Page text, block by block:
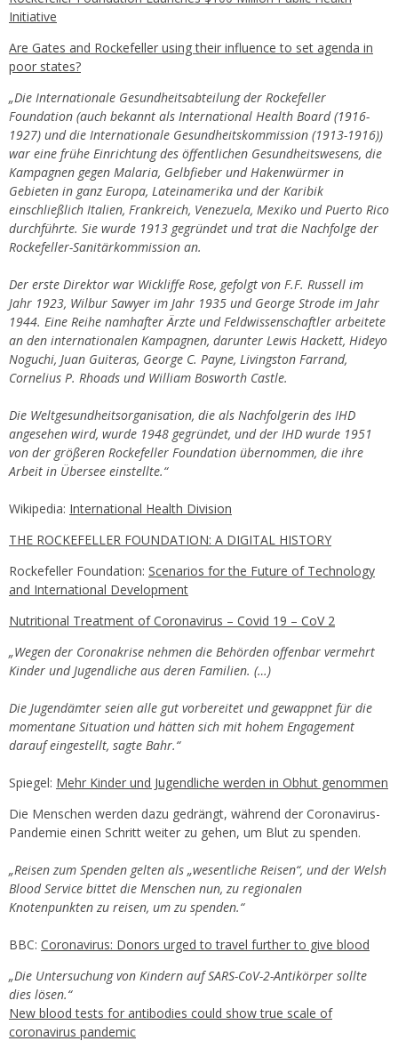
Initiative
Are Gates and Rockefeller using their influence to set agenda in
poor states?
„Die Internationale Gesundheitsabteilung der Rockefeller
Foundation (auch bekannt als International Health Board (1916-
1927) und die Internationale Gesundheitskommission (1913-1916))
war eine frühe Einrichtung des öffentlichen Gesundheitswesens, die
Kampagnen gegen Malaria, Gelbfieber und Hakenwürmer in
Gebieten in ganz Europa, Lateinamerika und der Karibik
einschließlich Italien, Frankreich, Venezuela, Mexiko und Puerto Rico
durchführte. Sie wurde 1913 gegründet und trat die Nachfolge der
Rockefeller-Sanitärkommission an.
Der erste Direktor war Wickliffe Rose, gefolgt von F.F. Russell im
Jahr 1923, Wilbur Sawyer im Jahr 1935 und George Strode im Jahr
1944. Eine Reihe namhafter Ärzte und Feldwissenschaftler arbeitete
an den internationalen Kampagnen, darunter Lewis Hackett, Hideyo
Noguchi, Juan Guiteras, George C. Payne, Livingston Farrand,
Cornelius P. Rhoads und William Bosworth Castle.
Die Weltgesundheitsorganisation, die als Nachfolgerin des IHD
angesehen wird, wurde 1948 gegründet, und der IHD wurde 1951
von der größeren Rockefeller Foundation übernommen, die ihre
Arbeit in Übersee einstellte.“
Wikipedia: International Health Division
THE ROCKEFELLER FOUNDATION: A DIGITAL HISTORY
Rockefeller Foundation: Scenarios for the Future of Technology
and International Development
Nutritional Treatment of Coronavirus – Covid 19 – CoV 2
„Wegen der Coronakrise nehmen die Behörden offenbar vermehrt
Kinder und Jugendliche aus deren Familien. (…)
Die Jugendämter seien alle gut vorbereitet und gewappnet für die
momentane Situation und hätten sich mit hohem Engagement
darauf eingestellt, sagte Bahr.“
Spiegel: Mehr Kinder und Jugendliche werden in Obhut genommen
Die Menschen werden dazu gedrängt, während der Coronavirus-
Pandemie einen Schritt weiter zu gehen, um Blut zu spenden.
„Reisen zum Spenden gelten als „wesentliche Reisen“, und der Welsh
Blood Service bittet die Menschen nun, zu regionalen
Knotenpunkten zu reisen, um zu spenden.“
BBC: Coronavirus: Donors urged to travel further to give blood
„Die Untersuchung von Kindern auf SARS-CoV-2-Antikörper sollte
dies lösen.“
New blood tests for antibodies could show true scale of
coronavirus pandemic